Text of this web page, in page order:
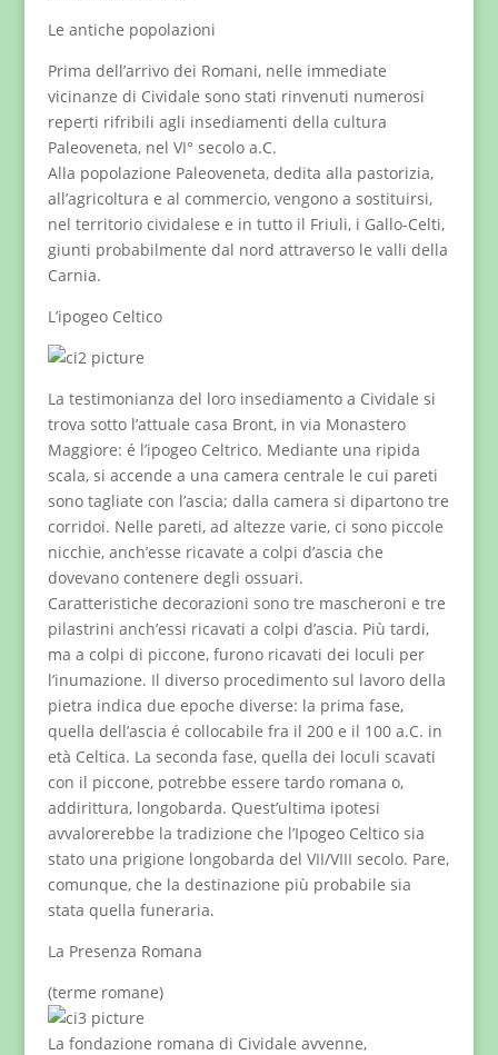
Le antiche popolazioni
Prima dell’arrivo dei Romani, nelle immediate
vicinanze di Cividale sono stati rinvenuti numerosi
reperti rifribili agli insediamenti della cultura
Paleoveneta, nel VI° secolo a.C.
Alla popolazione Paleoveneta, dedita alla pastorizia,
all’agricoltura e al commercio, vengono a sostituirsi,
nel territorio cividalese e in tutto il Friuli, i Gallo-Celti,
giunti probabilmente dal nord attraverso le valli della
Carnia.
L’ipogeo Celtico
La testimonianza del loro insediamento a Cividale si
trova sotto l’attuale casa Bront, in via Monastero
Maggiore: é l’ipogeo Celtrico. Mediante una ripida
scala, si accende a una camera centrale le cui pareti
sono tagliate con l’ascia; dalla camera si dipartono tre
corridoi. Nelle pareti, ad altezze varie, ci sono piccole
nicchie, anch’esse ricavate a colpi d’ascia che
dovevano contenere degli ossuari.
Caratteristiche decorazioni sono tre mascheroni e tre
pilastrini anch’essi ricavati a colpi d’ascia. Più tardi,
ma a colpi di piccone, furono ricavati dei loculi per
l’inumazione. Il diverso procedimento sul lavoro della
pietra indica due epoche diverse: la prima fase,
quella dell’ascia é collocabile fra il 200 e il 100 a.C. in
età Celtica. La seconda fase, quella dei loculi scavati
con il piccone, potrebbe essere tardo romana o,
addirittura, longobarda. Quest’ultima ipotesi
avvalorerebbe la tradizione che l’Ipogeo Celtico sia
stato una prigione longobarda del VII/VIII secolo. Pare,
comunque, che la destinazione più probabile sia
stata quella funeraria.
La Presenza Romana
(terme romane)
La fondazione romana di Cividale avvenne,